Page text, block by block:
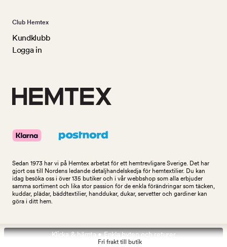
Fri frakt till butik
Club Hemtex
Kundklubb
Logga in
Sedan 1973 har vi på Hemtex arbetat för ett hemtrevligare Sverige. Det har
gjort oss till Nordens ledande detaljhandelskedja för hemtextilier. Du kan
idag besöka oss i över 135 butiker och i vår webbshop som alla erbjuder
samma sortiment och lika stor passion för de enkla förändringar som täcken,
kuddar, plädar, bäddtextilier, handdukar, dukar, servetter och gardiner kan
göra i ditt hem.
Klicka & hämta • Enkla byten och returer